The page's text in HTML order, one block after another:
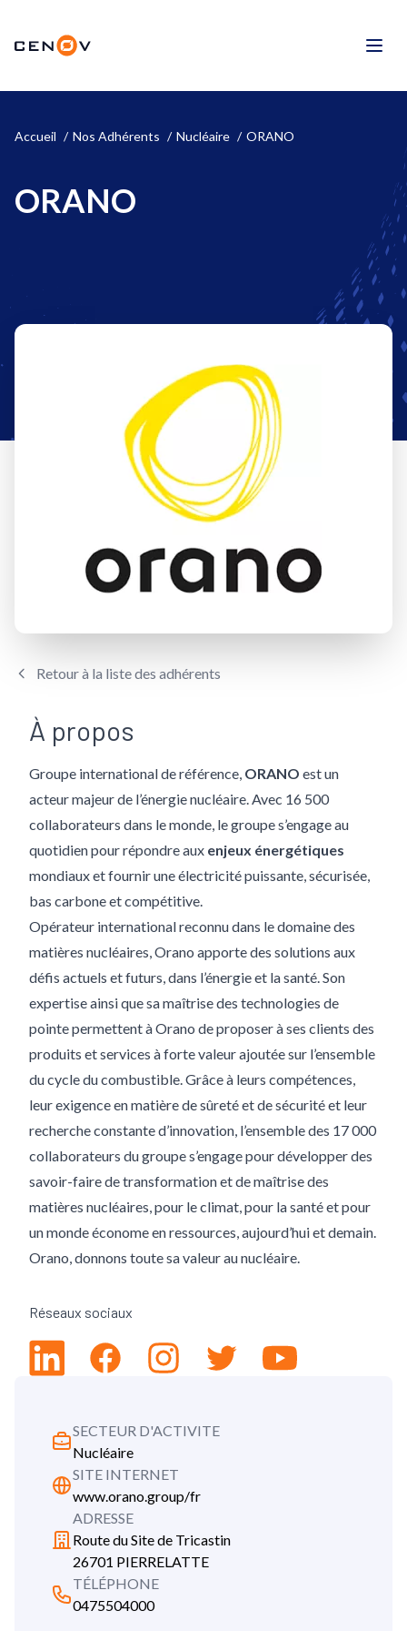
contenu
CENOV
Accueil Nos Adhérents Nucléaire ORANO
ORANO
Retour à la liste des adhérents
SECTEUR D'ACTIVITE
Nucléaire
SITE INTERNET
www.orano.group/fr
ADRESSE
Route du Site de Tricastin
26701 PIERRELATTE
TÉLÉPHONE
0475504000
À propos
Groupe international de référence, ORANO est un
acteur majeur de l’énergie nucléaire. Avec 16 500
collaborateurs dans le monde, le groupe s’engage au
quotidien pour répondre aux enjeux énergétiques
mondiaux et fournir une électricité puissante, sécurisée,
bas carbone et compétitive.
Opérateur international reconnu dans le domaine des
matières nucléaires, Orano apporte des solutions aux
défis actuels et futurs, dans l’énergie et la santé. Son
expertise ainsi que sa maîtrise des technologies de
pointe permettent à Orano de proposer à ses clients des
produits et services à forte valeur ajoutée sur l’ensemble
du cycle du combustible. Grâce à leurs compétences,
leur exigence en matière de sûreté et de sécurité et leur
recherche constante d’innovation, l’ensemble des 17 000
collaborateurs du groupe s’engage pour développer des
savoir-faire de transformation et de maîtrise des
matières nucléaires, pour le climat, pour la santé et pour
un monde économe en ressources, aujourd’hui et demain.
Orano, donnons toute sa valeur au nucléaire.
Réseaux sociaux
Linkedin FacebookInstagramTwitter Youtube